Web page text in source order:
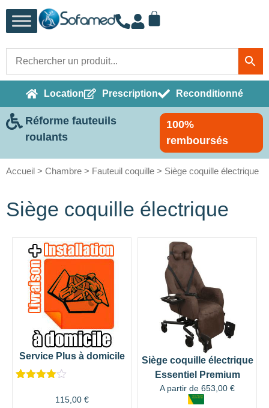
Location Prescription Reconditionné
Réforme fauteuils
roulants
100%
remboursés
Accueil > Chambre > Fauteuil coquille > Siège coquille électrique
Siège coquille électrique
Service Plus à domicile
115,00 €
Siège coquille électrique
Essentiel Premium
A partir de 653,00 €